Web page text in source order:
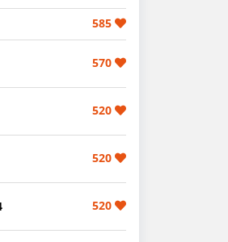
585
570
520
520
520